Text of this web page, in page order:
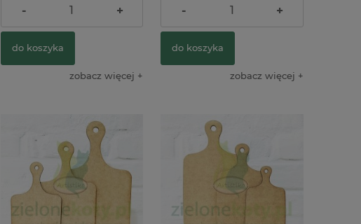
6,50 zł
- +
do koszyka
zobacz więcej
7,90 zł
- +
do koszyka
zobacz więcej